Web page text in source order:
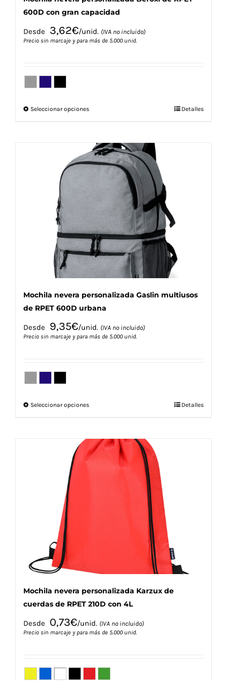
600D con gran capacidad
Desde 3,62€/unid. (IVA no incluido)
Precio sin marcaje y para más de 5.000 unid.
Seleccionar opcionesEste
múltiples
variantes.
Las
opciones
elegir
la
página
de
Detalles
Mochila nevera personalizada Gaslin multiusos
de RPET 600D urbana
Desde 9,35€/unid. (IVA no incluido)
Precio sin marcaje y para más de 5.000 unid.
Seleccionar opcionesEste
múltiples
variantes.
Las
Detalles
Mochila nevera personalizada Karzux de
cuerdas de RPET 210D con 4L
Desde 0,73€/unid. (IVA no incluido)
Precio sin marcaje y para más de 5.000 unid.